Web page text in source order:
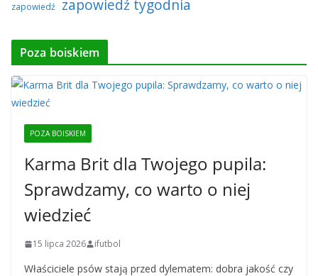
zapowiedź zapowiedź tygodnia
Poza boiskiem
POZA BOISKIEM
Karma Brit dla Twojego pupila:
Sprawdzamy, co warto o niej
wiedzieć
15 lipca 2026 ifutbol
Właściciele psów stają przed dylematem: dobra jakość czy